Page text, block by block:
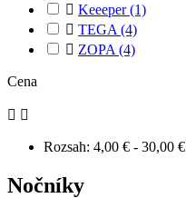
 Keeeper(1)
 TEGA (4)
 ZOPA (4)
Cena
 
Rozsah: 4,00 € - 30,00 €
Nočníky